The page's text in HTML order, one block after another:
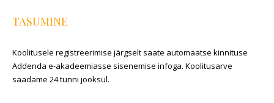
TASUMINE
Koolitusele registreerimise järgselt saate automaatse kinnituse
Addenda e-akadeemiasse sisenemise infoga. Koolitusarve
saadame 24 tunni jooksul.